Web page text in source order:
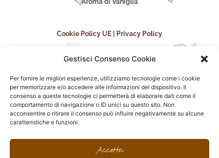
Gestisci Consenso Cookie
Per fornire le migliori esperienze, utilizziamo tecnologie come i cookie
per memorizzare e/o accedere alle informazioni del dispositivo. Il
consenso a queste tecnologie ci permetterà di elaborare dati come il
comportamento di navigazione o ID unici su questo sito. Non
acconsentire o ritirare il consenso può influire negativamente su alcune
caratteristiche e funzioni.
Accetta
Cookie Policy UE Privacy Policy
seguici sui social
F
I
n
P
i
F